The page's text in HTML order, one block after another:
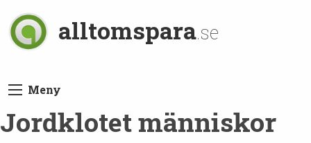
alltomspara.se
Meny
Jordklotet människor